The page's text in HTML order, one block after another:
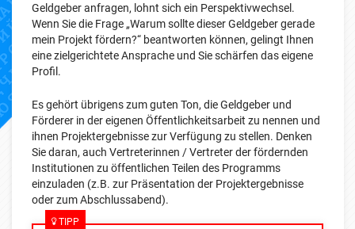
Geldgeber anfragen, lohnt sich ein Perspektivwechsel.
Wenn Sie die Frage „Warum sollte dieser Geldgeber gerade
mein Projekt fördern?“ beantworten können, gelingt Ihnen
eine zielgerichtete Ansprache und Sie schärfen das eigene
Profil.
Es gehört übrigens zum guten Ton, die Geldgeber und
Förderer in der eigenen Öffentlichkeitsarbeit zu nennen und
ihnen Projektergebnisse zur Verfügung zu stellen. Denken
Sie daran, auch Vertreterinnen / Vertreter der fördernden
Institutionen zu öffentlichen Teilen des Programms
einzuladen (z.B. zur Präsentation der Projektergebnisse
oder zum Abschlussabend).
TIPP